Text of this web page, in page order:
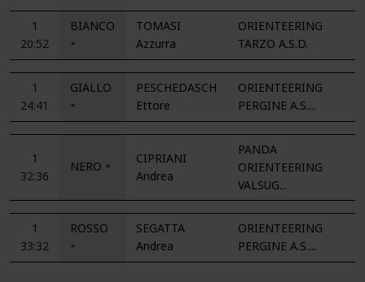
1
20:52
BIANCO
*
TOMASI
Azzurra
ORIENTEERING
TARZO A.S.D.
1
24:41
GIALLO
*
PESCHEDASCH
Ettore
ORIENTEERING
PERGINE A.S....
1
32:36
NERO *
CIPRIANI
Andrea
PANDA
ORIENTEERING
VALSUG...
1
33:32
ROSSO
*
SEGATTA
Andrea
ORIENTEERING
PERGINE A.S....